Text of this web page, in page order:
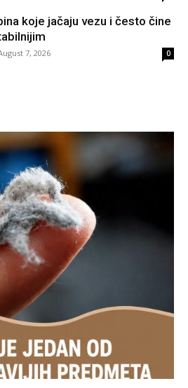
koje jačaju vezu i često čine
7, 2026 0